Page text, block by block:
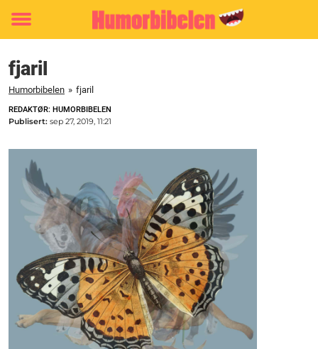
Toggle
fjaril
Humorbibelen » fjaril
REDAKTØR: HUMORBIBELEN
Publisert: sep 27, 2019, 11:21